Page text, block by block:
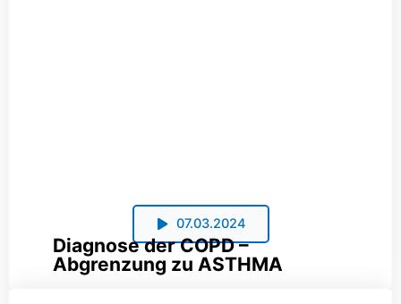
07.03.2024
Diagnose der COPD –
Abgrenzung zu ASTHMA